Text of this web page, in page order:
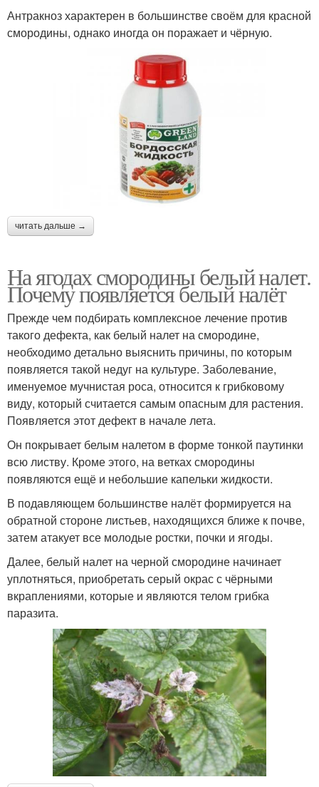
Антракноз характерен в большинстве своём для красной
смородины, однако иногда он поражает и чёрную.
читать дальше →
На ягодах смородины белый налет.
Почему появляется белый налёт
Прежде чем подбирать комплексное лечение против
такого дефекта, как белый налет на смородине,
необходимо детально выяснить причины, по которым
появляется такой недуг на культуре. Заболевание,
именуемое мучнистая роса, относится к грибковому
виду, который считается самым опасным для растения.
Появляется этот дефект в начале лета.
Он покрывает белым налетом в форме тонкой паутинки
всю листву. Кроме этого, на ветках смородины
появляются ещё и небольшие капельки жидкости.
В подавляющем большинстве налёт формируется на
обратной стороне листьев, находящихся ближе к почве,
затем атакует все молодые ростки, почки и ягоды.
Далее, белый налет на черной смородине начинает
уплотняться, приобретать серый окрас с чёрными
вкраплениями, которые и являются телом грибка
паразита.